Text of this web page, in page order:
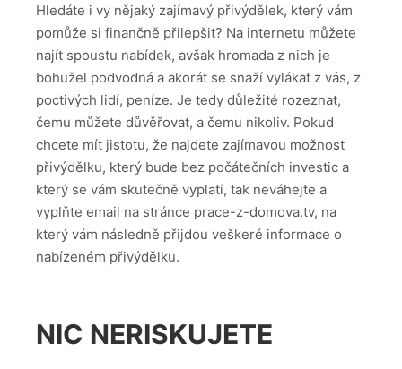
Hledáte i vy nějaký zajímavý přivýdělek, který vám
pomůže si finančně přilepšit? Na internetu můžete
najít spoustu nabídek, avšak hromada z nich je
bohužel podvodná a akorát se snaží vylákat z vás, z
poctivých lidí, peníze. Je tedy důležité rozeznat,
čemu můžete důvěřovat, a čemu nikoliv. Pokud
chcete mít jistotu, že najdete zajímavou možnost
přivýdělku, který bude bez počátečních investic a
který se vám skutečně vyplatí, tak neváhejte a
vyplňte email na stránce prace-z-domova.tv, na
který vám následně přijdou veškeré informace o
nabízeném přivýdělku.
NIC NERISKUJETE